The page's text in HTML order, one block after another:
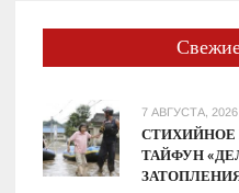
7 АВГУСТА, 2026
СТИХИЙНОЕ
ТАЙФУН